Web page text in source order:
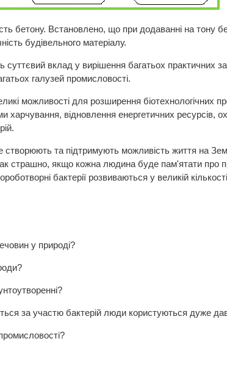
бетону. Встановлено, що при додаванні на тону
будівельного матеріалу.
суттєвий вклад у вирішення багатьох практичних
галузей промисловості.
можливості для розширення біотехнологічних
харчування, відновлення енергетичних ресурсів,
створюють та підтримують можливість життя на
страшно, якщо кожна людина буде пам'ятати про
бактерії розвиваються у великій
у природі?
за участю бактерій люди користуються дуже